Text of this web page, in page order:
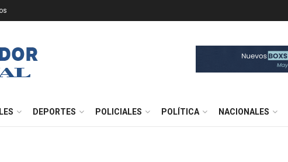
DEPORTES POLICIALES POLÍTICA NACIONALES